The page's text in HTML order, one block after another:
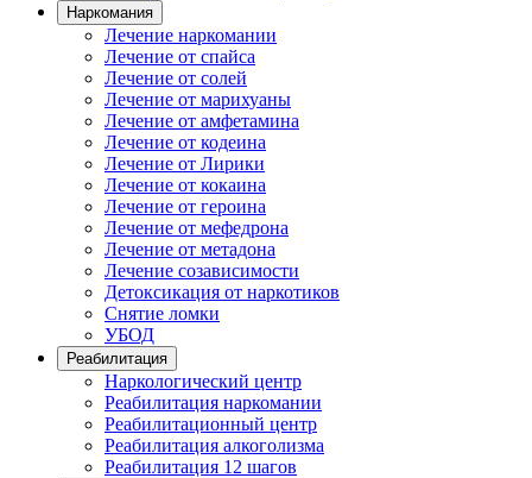
Наркомания
Лечение наркомании
Лечение от спайса
Лечение от солей
Лечение от марихуаны
Лечение от амфетамина
Лечение от кодеина
Лечение от Лирики
Лечение от кокаина
Лечение от героина
Лечение от мефедрона
Лечение от метадона
Лечение созависимости
Детоксикация от наркотиков
Снятие ломки
УБОД
Реабилитация
Наркологический центр
Реабилитация наркомании
Реабилитационный центр
Реабилитация алкоголизма
Реабилитация 12 шагов